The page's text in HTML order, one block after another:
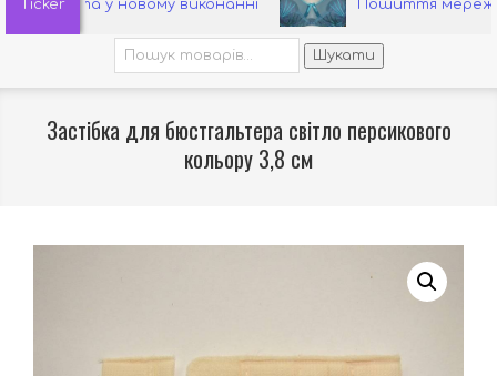
Tickerу новому виконанні Пошиття
Шукати:
Шукати
Застібка для бюстгальтера світло персикового
кольору 3,8 см